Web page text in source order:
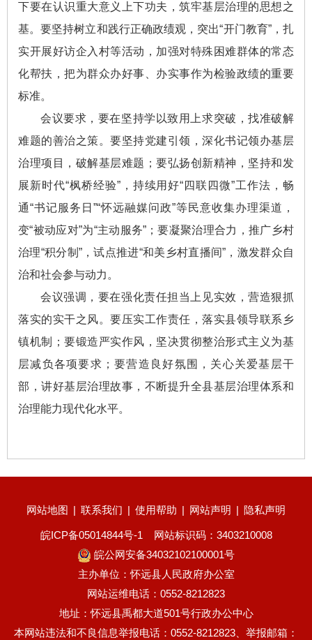
下要在认识重大意义上下功夫，筑牢基层治理的思想之
基。要坚持树立和践行正确政绩观，突出“开门教育”，扎
实开展好访企入村等活动，加强对特殊困难群体的常态
化帮扶，把为群众办好事、办实事作为检验政绩的重要
标准。
会议要求，要在坚持学以致用上求突破，找准破解
难题的善治之策。要坚持党建引领，深化书记领办基层
治理项目，破解基层难题；要弘扬创新精神，坚持和发
展新时代“枫桥经验”，持续用好“四联四微”工作法，畅
通“书记服务日”“怀远融媒问政”等民意收集办理渠道，
变“被动应对”为“主动服务”；要凝聚治理合力，推广乡村
治理“积分制”，试点推进“和美乡村直播间”，激发群众自
治和社会参与动力。
会议强调，要在强化责任担当上见实效，营造狠抓
落实的实干之风。要压实工作责任，落实县领导联系乡
镇机制；要锻造严实作风，坚决贯彻整治形式主义为基
层减负各项要求；要营造良好氛围，关心关爱基层干
部，讲好基层治理故事，不断提升全县基层治理体系和
治理能力现代化水平。
网站地图 | 联系我们 | 使用帮助 | 网站声明 | 隐私声明
皖ICP备05014844号-1
网站标识码：3403210008
皖公网安备34032102100001号
主办单位：怀远县人民政府办公室
网站运维电话：0552-8212823
地址：怀远县禹都大道501号行政办公中心
本网站违法和不良信息举报电话：0552-8212823、举报邮箱：